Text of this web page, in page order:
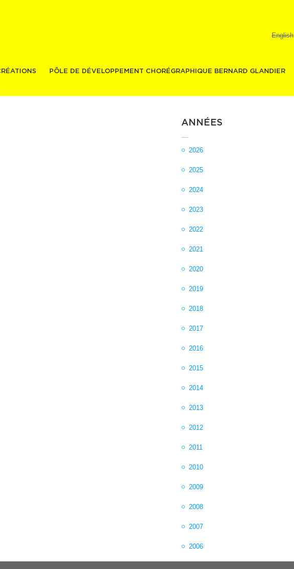
English
PÔLE DE DÉVELOPPEMENT CHORÉGRAPHIQUE BERNARD GLANDIER
ANNÉES
2026
2025
2024
2023
2022
2021
2020
2019
2018
2017
2016
2015
2014
2013
2012
2011
2010
2009
2008
2007
2006